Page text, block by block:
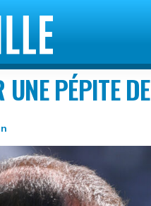
UNE PÉPITE